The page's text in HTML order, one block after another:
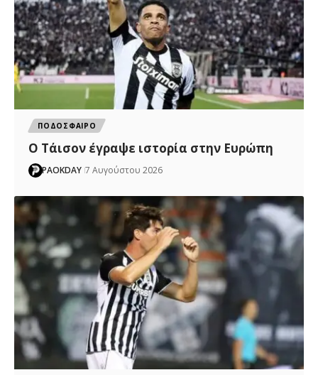
ΠΟΔΟΣΦΑΙΡΟ
Ο Τάισον έγραψε ιστορία στην Ευρώπη
PAOKDAY 7 Αυγούστου 2026